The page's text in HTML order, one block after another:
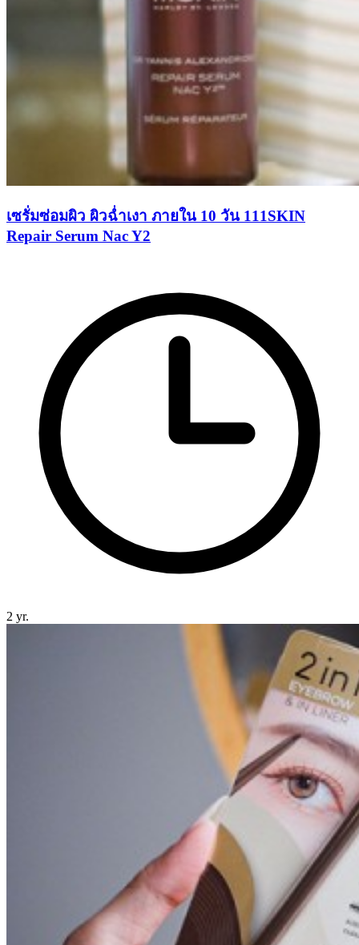
เซรั่มซ่อมผิว ผิวฉ่ำเงา ภายใน 10 วัน 111SKIN
Repair Serum Nac Y2
2 yr.